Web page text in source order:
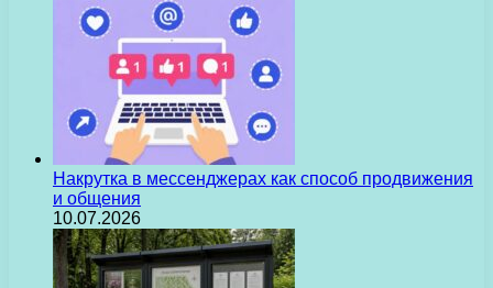
Накрутка в мессенджерах как способ продвижения
и общения
10.07.2026